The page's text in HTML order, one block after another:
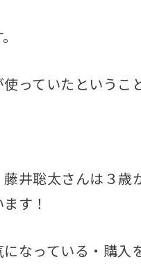
っていたというこ
井聡太さんは３
す！
なっている・購